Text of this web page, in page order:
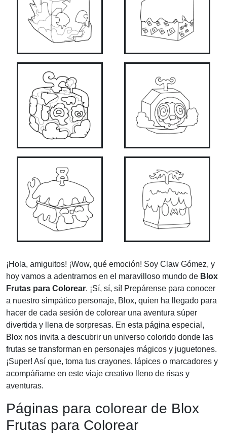
¡Hola, amiguitos! ¡Wow, qué emoción! Soy Claw Gómez, y
hoy vamos a adentrarnos en el maravilloso mundo de Blox
Frutas para Colorear. ¡Sí, sí, sí! Prepárense para conocer
a nuestro simpático personaje, Blox, quien ha llegado para
hacer de cada sesión de colorear una aventura súper
divertida y llena de sorpresas. En esta página especial,
Blox nos invita a descubrir un universo colorido donde las
frutas se transforman en personajes mágicos y juguetones.
¡Super! Así que, toma tus crayones, lápices o marcadores y
acompáñame en este viaje creativo lleno de risas y
aventuras.
Páginas para colorear de Blox
Frutas para Colorear